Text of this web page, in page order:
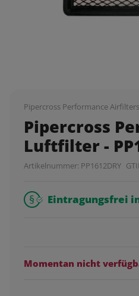
Pipercross Performance Airfilters
Pipercross
Luftfilter -
Artikelnummer: PP1612DRY
Eintragungsfrei
Momentan nicht